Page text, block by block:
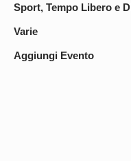
Sport, Tempo Libero e
Varie
Aggiungi Evento